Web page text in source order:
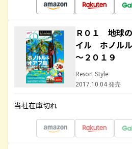
Ｒ０１ 地球
イル ホノル
～２０１９
Resort Style
2017.10.04 発売
当社在庫切れ